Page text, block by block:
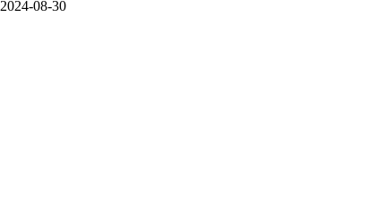
2024-08-30